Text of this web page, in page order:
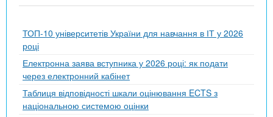
ТОП-10 університетів України для навчання в ІТ у 2026
році
Електронна заява вступника у 2026 році: як подати
через електронний кабінет
Таблиця відповідності шкали оцінювання ECTS з
національною системою оцінки